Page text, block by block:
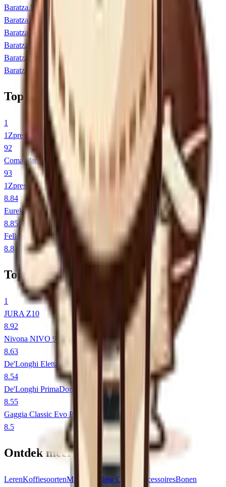
Baratza Encore
Baratza•
Baratza Sette 270 review
Baratza
Baratza Sette 30 AP
Baratza
Top 5 Molens
1
1Zpresso K-Ultra
92
Comandante C40 MK4
93
1Zpresso J-Ultra review
8.84
Eureka Mignon Specialita
8.85
Fellow Ode Gen 2
8.8
Top 5
1
JURA Z10
8.92
Nivona NIVO 9101
8.63
De'Longhi Eletta Explore
8.54
De'Longhi PrimaDonna Soul
8.55
Gaggia Classic Evo Pro
8.5
Ontdek meer
LerenKoffiesoortenMachines Slow Coffee AccessoiresBonen